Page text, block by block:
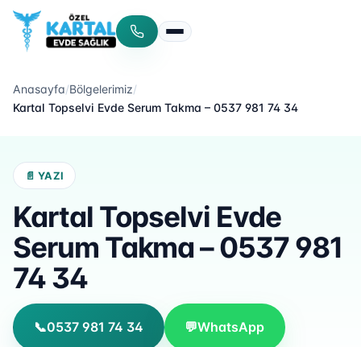
Menüyü aç/kapat
Anasayfa/Bölgelerimiz/
Kartal Topselvi Evde Serum Takma – 0537 981 74 34
📄 YAZI
Kartal Topselvi Evde
Serum Takma – 0537 981
74 34
📞0537 981 74 34 💬WhatsApp